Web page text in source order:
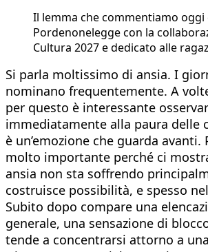
Il lemma che commentiamo
Pordenonelegge con la
Cultura 2027 e dedicato alle
Si parla moltissimo di ansia. I
nominano frequentemente. A
per questo è interessante
immediatamente alla paura delle
è un’emozione che guarda
molto importante perché ci
ansia non sta soffrendo
costruisce possibilità, e spesso
Subito dopo compare una
generale, una sensazione di
tende a concentrarsi attorno a